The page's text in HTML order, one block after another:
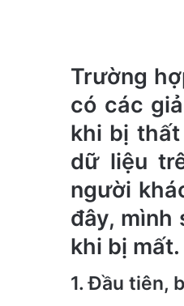
e
m
a
i
Trường
có các
khi bị thất
dữ liệu
người
đây, mình
khi bị mất.
1. Đầu tiên,